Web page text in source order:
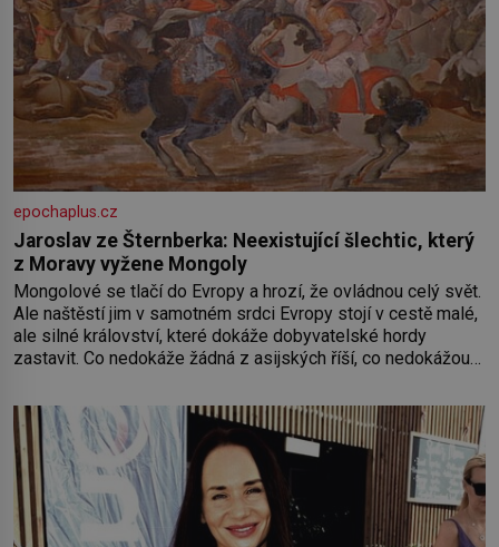
epochaplus.cz
Jaroslav ze Šternberka: Neexistující šlechtic, který
z Moravy vyžene Mongoly
Mongolové se tlačí do Evropy a hrozí, že ovládnou celý svět.
Ale naštěstí jim v samotném srdci Evropy stojí v cestě malé,
ale silné království, které dokáže dobyvatelské hordy
zastavit. Co nedokáže žádná z asijských říší, co nedokážou
od roku 1223 postupují podél Kaspického a Azovského
moře,